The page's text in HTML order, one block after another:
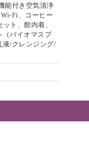
能付き空気清浄
Fi、コーヒー
ト、館内着、
（バイオマスプ
液/クレンジング/